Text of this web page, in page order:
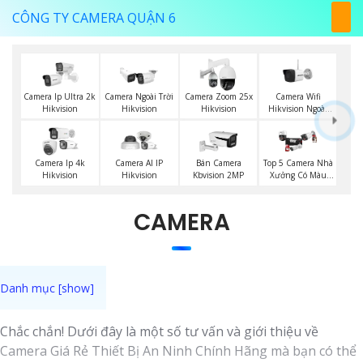
CÔNG TY CAMERA QUẬN 6
Camera Ip Ultra 2k
Hikvision
Camera Ngoài Trời
Hikvision
Camera Zoom 25x
Hikvision
Camera Wifi
Hikvision Ngoài
Camera Ip 4k
Hikvision
Camera AI IP
Hikvision
Bán Camera
Kbvision 2MP
Top 5 Camera Nhà
Xưởng Có Màu
CAMERA
Chắc chắn! Dưới đây là một số tư vấn và giới thiệu về
Camera Giá Rẻ Thiết Bị An Ninh Chính Hãng mà bạn có thể